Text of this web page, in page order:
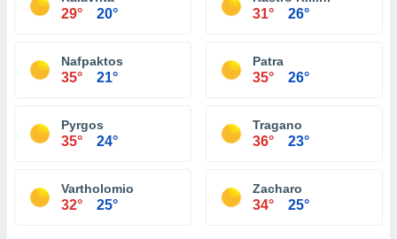
29° 20° 31° 26°
Nafpaktos
35° 21°
Patra
35° 26°
Pyrgos
35° 24°
Tragano
36° 23°
Vartholomio
32° 25°
Zacharo
34° 25°